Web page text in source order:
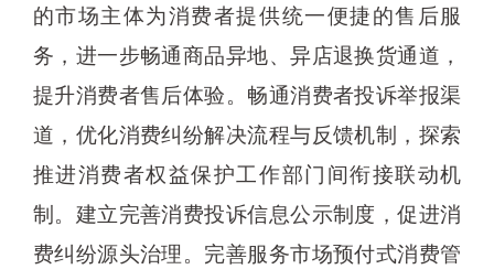
的市场主体为消费者提供统一便捷的售后服
务，进一步畅通商品异地、异店退换货通道，
提升消费者售后体验。畅通消费者投诉举报渠
道，优化消费纠纷解决流程与反馈机制，探索
推进消费者权益保护工作部门间衔接联动机
制。建立完善消费投诉信息公示制度，促进消
费纠纷源头治理。完善服务市场预付式消费管